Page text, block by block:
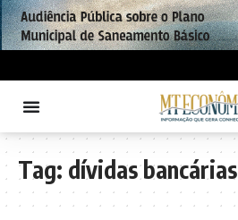
Tag: dívidas bancárias